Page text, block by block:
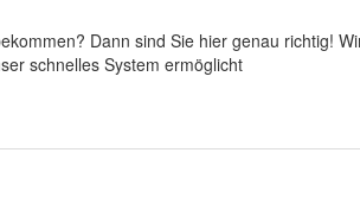
Dann sind Sie hier genau richtig!
schnelles System ermöglicht